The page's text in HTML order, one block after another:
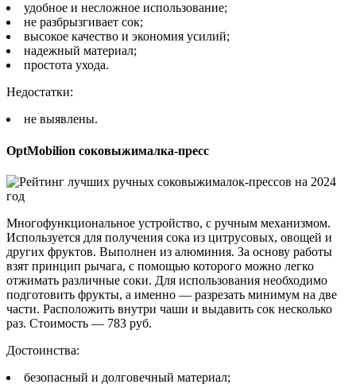
удобное и несложное использование;
не разбрызгивает сок;
высокое качество и экономия усилий;
надежный материал;
простота ухода.
Недостатки:
не выявлены.
OptMobilion соковыжималка-пресс
Многофункциональное устройство, с ручным механизмом.
Используется для получения сока из цитрусовых, овощей и
других фруктов. Выполнен из алюминия. За основу работы
взят принцип рычага, с помощью которого можно легко
отжимать различные соки. Для использования необходимо
подготовить фрукты, а именно — разрезать минимум на две
части. Расположить внутри чаши и выдавить сок несколько
раз. Стоимость — 783 руб.
Достоинства:
безопасный и долговечный материал;